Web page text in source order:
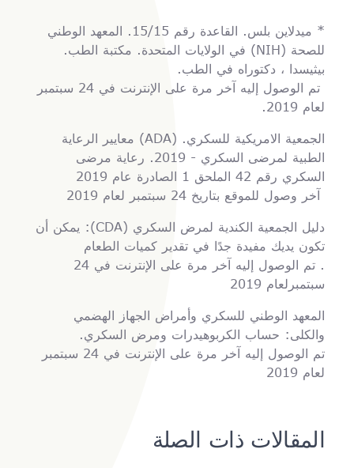
* ميدلاين بلس. القاعدة رقم 15/15. المعهد الوطني
للصحة (NIH) في الولايات المتحدة. مكتبة الطب.
بيثيسدا ، دكتوراه في الطب.
تم الوصول إليه آخر مرة على الإنترنت في 24 سبتمبر
لعام 2019.
الجمعية الامريكية للسكري. (ADA) معايير الرعاية
الطبية لمرضى السكري - 2019. رعاية مرضى
السكري رقم 42 الملحق 1 الصادرة عام 2019
آخر وصول للموقع بتاريخ 24 سبتمبر لعام 2019
دليل الجمعية الكندية لمرض السكري (CDA): يمكن أن
تكون يديك مفيدة جدًا في تقدير كميات الطعام
. تم الوصول إليه آخر مرة على الإنترنت في 24
سبتمبرلعام 2019
المعهد الوطني للسكري وأمراض الجهاز الهضمي
والكلى: حساب الكربوهيدرات ومرض السكري.
تم الوصول إليه آخر مرة على الإنترنت في 24 سبتمبر
لعام 2019
المقالات ذات الصلة